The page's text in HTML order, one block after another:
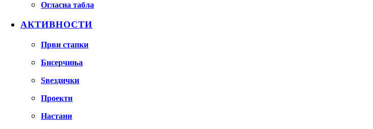
Огласна табла
АКТИВНОСТИ
Први стапки
Бисерчиња
Ѕвездички
Проекти
Настани